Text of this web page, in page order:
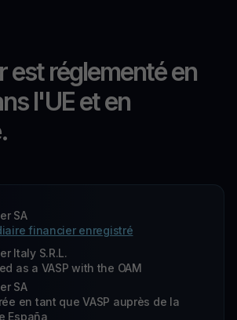
est réglementé en
l'UE et en
SA
financier enregistré
Italy S.R.L.
as a VASP with the OAM
SA
en tant que VASP auprès de la
España